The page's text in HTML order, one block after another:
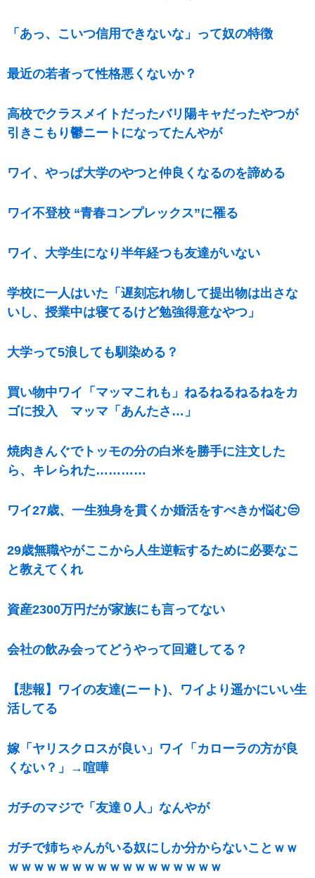
「あっ、こいつ信用できないな」って奴の特徴
最近の若者って性格悪くないか？
高校でクラスメイトだったバリ陽キャだったやつが
引きこもり鬱ニートになってたんやが
ワイ、やっぱ大学のやつと仲良くなるのを諦める
ワイ不登校 “青春コンプレックス”に罹る
ワイ、大学生になり半年経つも友達がいない
学校に一人はいた「遅刻忘れ物して提出物は出さな
いし、授業中は寝てるけど勉強得意なやつ」
大学って5浪しても馴染める？
買い物中ワイ「マッマこれも」ねるねるねるねをカ
ゴに投入 マッマ「あんたさ…」
焼肉きんぐでトッモの分の白米を勝手に注文した
ら、キレられた…………
ワイ27歳、一生独身を貫くか婚活をすべきか悩む😒
29歳無職やがここから人生逆転するために必要なこ
と教えてくれ
資産2300万円だが家族にも言ってない
会社の飲み会ってどうやって回避してる？
【悲報】ワイの友達(ニート)、ワイより遥かにいい生
活してる
嫁「ヤリスクロスが良い」ワイ「カローラの方が良
くない？」→喧嘩
ガチのマジで「友達０人」なんやが
ガチで姉ちゃんがいる奴にしか分からないことｗｗ
ｗｗｗｗｗｗｗｗｗｗｗｗｗｗｗｗｗ